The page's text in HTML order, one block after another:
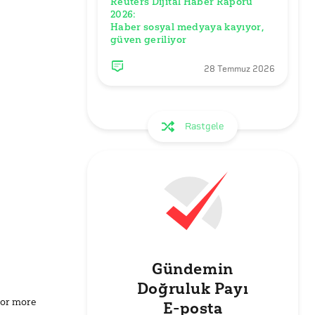
more
2026:
Haber sosyal medyaya kayıyor,
28 Temmuz 2026
Rastgele
Gündemin
Doğruluk Payı
E-posta